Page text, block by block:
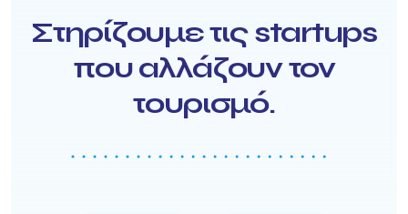
Στηρίζουμε τις startups
που αλλάζουν τον
τουρισμό.